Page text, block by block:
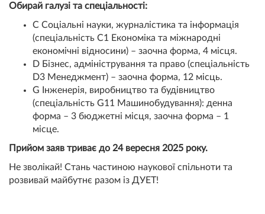
Обирай галузі та спеціальності:
С Соціальні науки, журналістика та інформація
(спеціальність С1 Економіка та міжнародні
економічні відносини) – заочна форма, 4 місця.
D Бізнес, адміністрування та право (спеціальність
D3 Менеджмент) – заочна форма, 12 місць.
G Інженерія, виробництво та будівництво
(спеціальність G11 Машинобудування): денна
форма – 3 бюджетні місця, заочна форма – 1
місце.
Прийом заяв триває до 24 вересня 2025 року.
Не зволікай! Стань частиною наукової спільноти та
розвивай майбутнє разом із ДУЕТ!